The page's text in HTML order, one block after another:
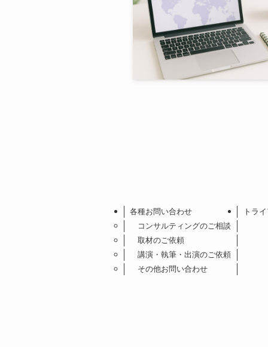
各種お問い合わせ
コンサルティングのご相談
取材のご依頼
講演・執筆・出演のご依頼
その他お問い合わせ
トラ